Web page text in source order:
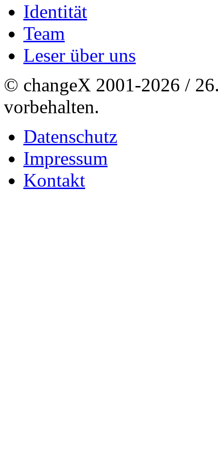
Identität
Team
Leser über uns
© changeX 2001-2026 /
vorbehalten.
Datenschutz
Impressum
Kontakt